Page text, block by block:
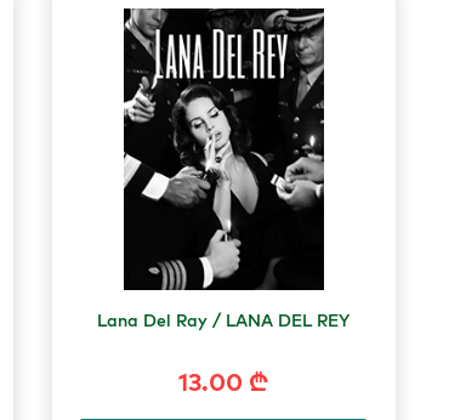
Lana Del Ray / LANA DEL REY
13.00 ₾